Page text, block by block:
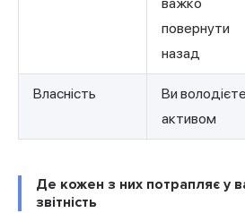
повернути
назад
Власність
Ви володієте
активом
Де кожен з них потрапляє у
звітність